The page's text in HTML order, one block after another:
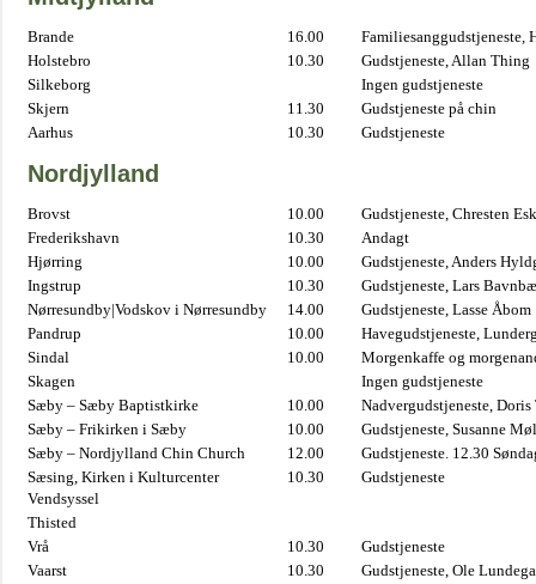
Brande 16.00
Familiesanggudstjeneste,
Holstebro
10.30
Gudstjeneste, Allan Thing
Silkeborg
Ingen gudstjeneste
Skjern
11.30
Gudstjeneste på chin
Aarhus
10.30 Gudstjeneste
Nordjylland
Brovst 10.00
Gudstjeneste, Chresten
Frederikshavn
10.30
Andagt
Hjørring
10.00
Gudstjeneste, Anders
Ingstrup
10.30
Gudstjeneste, Lars
Nørresundby|Vodskov i Nørresundby
14.00
Gudstjeneste, Lasse Åbom
Pandrup
10.00
Havegudstjeneste,
Sindal
10.00
Morgenkaffe og
Skagen
Ingen gudstjeneste
Sæby – Sæby Baptistkirke
10.00
Nadvergudstjeneste,
Sæby – Frikirken i Sæby
10.00
Gudstjeneste, Susanne
Sæby – Nordjylland Chin Church
12.00
Gudstjeneste. 12.30
Sæsing, Kirken i Kulturcenter
Vendsyssel
10.30 Gudstjeneste
Thisted
Vrå
10.30
Gudstjeneste
Vaarst
10.30
Gudstjeneste, Ole